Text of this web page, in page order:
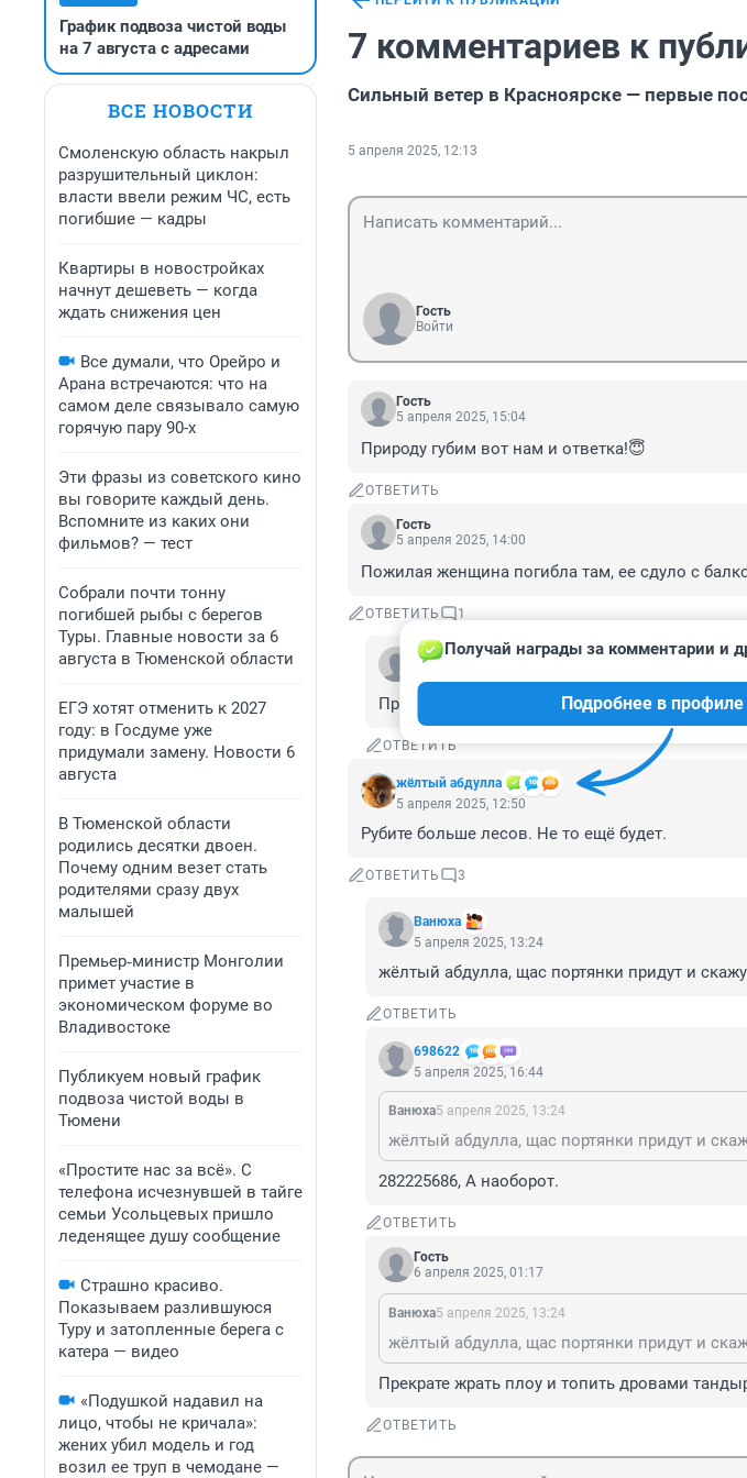
График подвоза чистой воды
на 7 августа с адресами
ВСЕ НОВОСТИ
Смоленскую область накрыл
разрушительный циклон:
власти ввели режим ЧС, есть
погибшие — кадры
Квартиры в новостройках
начнут дешеветь — когда
ждать снижения цен
Все думали, что Орейро и
Арана встречаются: что на
самом деле связывало самую
горячую пару 90-х
Эти фразы из советского кино
вы говорите каждый день.
Вспомните из каких они
фильмов? — тест
Собрали почти тонну
погибшей рыбы с берегов
Туры. Главные новости за 6
августа в Тюменской области
ЕГЭ хотят отменить к 2027
году: в Госдуме уже
придумали замену. Новости 6
августа
В Тюменской области
родились десятки двоен.
Почему одним везет стать
родителями сразу двух
малышей
Премьер‑министр Монголии
примет участие в
экономическом форуме во
Владивостоке
Публикуем новый график
подвоза чистой воды в
Тюмени
«Простите нас за всё». С
телефона исчезнувшей в тайге
семьи Усольцевых пришло
леденящее душу сообщение
Страшно красиво.
Показываем разлившуюся
Туру и затопленные берега с
катера — видео
«Подушкой надавил на
лицо, чтобы не кричала»:
жених убил модель и год
возил ее труп в чемодане —
7 комментариев к
Сильный ветер в Красноярске — первые
5 апреля 2025, 12:13
Гость
Войти
Гость
5 апреля 2025, 15:04
Природу губим вот нам и ответка!😇
ОТВЕТИТЬ
Гость
5 апреля 2025, 14:00
Пожилая женщина погибла там, ее сдуло с
ОТВЕТИТЬ 1
Гость
Прикольно.
ОТВЕТИТЬ
жёлтый абдулла
Получай награды за комментарии и
Подробнее в профиле
5 апреля 2025, 12:50
Рубите больше лесов. Не то ещё будет.
ОТВЕТИТЬ 3
Вaнюхa
5 апреля 2025, 13:24
жёлтый абдулла, щас портянки придут и
ОТВЕТИТЬ
698622
5 апреля 2025, 16:44
Вaнюхa5 апреля 2025, 13:24
жёлтый абдулла, щас портянки придут и
282225686, А наоборот.
ОТВЕТИТЬ
Гость
6 апреля 2025, 01:17
Вaнюхa5 апреля 2025, 13:24
жёлтый абдулла, щас портянки придут и
Прекрате жрать плоу и топить дровами
ОТВЕТИТЬ